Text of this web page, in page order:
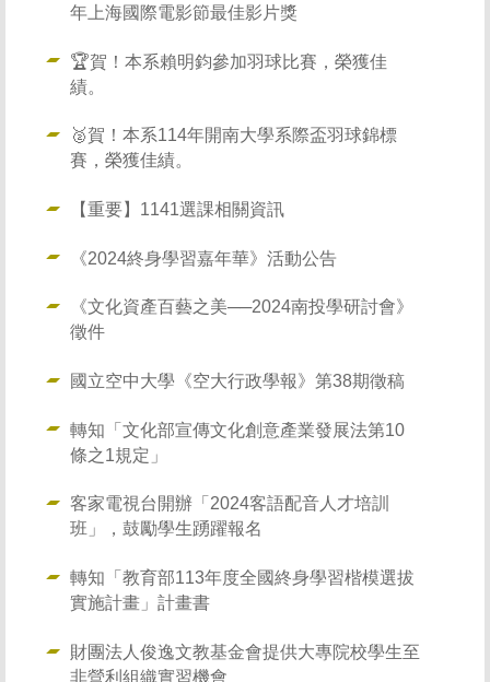
年上海國際電影節最佳影片獎
🏆賀！本系賴明鈞參加羽球比賽，榮獲佳
績。
🥈賀！本系114年開南大學系際盃羽球錦標
賽，榮獲佳績。
【重要】1141選課相關資訊
《2024終身學習嘉年華》活動公告
《文化資產百藝之美──2024南投學研討會》
徵件
國立空中大學《空大行政學報》第38期徵稿
轉知「文化部宣傳文化創意產業發展法第10
條之1規定」
客家電視台開辦「2024客語配音人才培訓
班」，鼓勵學生踴躍報名
轉知「教育部113年度全國終身學習楷模選拔
實施計畫」計畫書
財團法人俊逸文教基金會提供大專院校學生至
非營利組織實習機會